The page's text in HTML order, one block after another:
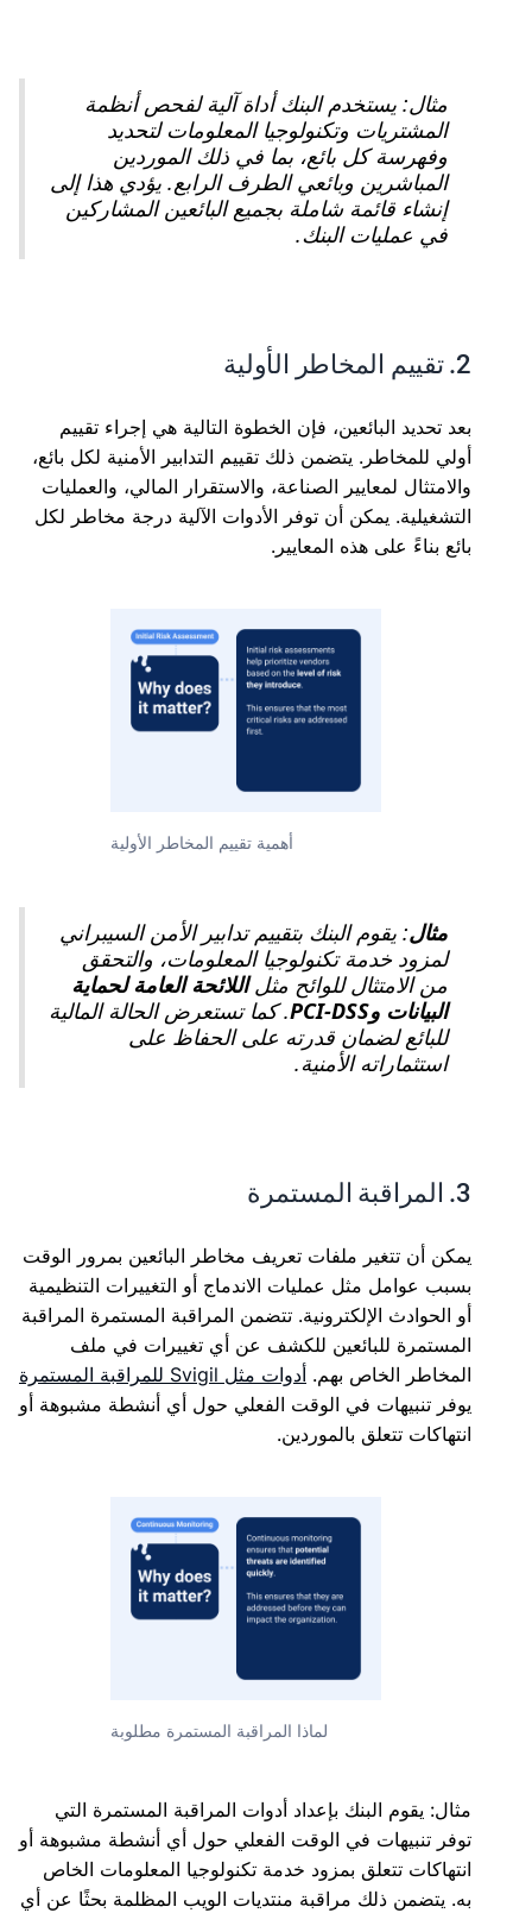
مثال: يستخدم البنك أداة آلية لفحص أنظمة
المشتريات وتكنولوجيا المعلومات لتحديد
وفهرسة كل بائع، بما في ذلك الموردين
المباشرين وبائعي الطرف الرابع. يؤدي هذا إلى
إنشاء قائمة شاملة بجميع البائعين المشاركين
في عمليات البنك.
2. تقييم المخاطر الأولية
بعد تحديد البائعين، فإن الخطوة التالية هي إجراء تقييم
أولي للمخاطر. يتضمن ذلك تقييم التدابير الأمنية لكل بائع،
والامتثال لمعايير الصناعة، والاستقرار المالي، والعمليات
التشغيلية. يمكن أن توفر الأدوات الآلية درجة مخاطر لكل
بائع بناءً على هذه المعايير.
أهمية تقييم المخاطر الأولية
مثال: يقوم البنك بتقييم تدابير الأمن السيبراني
لمزود خدمة تكنولوجيا المعلومات، والتحقق
من الامتثال للوائح مثلاللائحة العامة لحماية
البيانات وPCI-DSS
. كما تستعرض الحالة المالية
للبائع لضمان قدرته على الحفاظ على
استثماراته الأمنية.
3. المراقبة المستمرة
يمكن أن تتغير ملفات تعريف مخاطر البائعين بمرور الوقت
بسبب عوامل مثل عمليات الاندماج أو التغييرات التنظيمية
أو الحوادث الإلكترونية. تتضمن المراقبة المستمرة المراقبة
المستمرة للبائعين للكشف عن أي تغييرات في ملف
المخاطر الخاص بهم. أدوات مثل Svigil للمراقبة المستمرة
يوفر تنبيهات في الوقت الفعلي حول أي أنشطة مشبوهة أو
انتهاكات تتعلق بالموردين.
لماذا المراقبة المستمرة مطلوبة
مثال: يقوم البنك بإعداد أدوات المراقبة المستمرة التي
توفر تنبيهات في الوقت الفعلي حول أي أنشطة مشبوهة أو
انتهاكات تتعلق بمزود خدمة تكنولوجيا المعلومات الخاص
به. يتضمن ذلك مراقبة منتديات الويب المظلمة بحثًا عن أي